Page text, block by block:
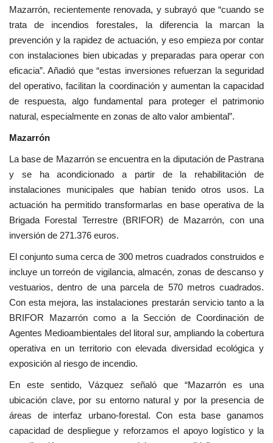
Mazarrón, recientemente renovada, y subrayó que “cuando se
trata de incendios forestales, la diferencia la marcan la
prevención y la rapidez de actuación, y eso empieza por contar
con instalaciones bien ubicadas y preparadas para operar con
eficacia”. Añadió que “estas inversiones refuerzan la seguridad
del operativo, facilitan la coordinación y aumentan la capacidad
de respuesta, algo fundamental para proteger el patrimonio
natural, especialmente en zonas de alto valor ambiental”.
Mazarrón
La base de Mazarrón se encuentra en la diputación de Pastrana
y se ha acondicionado a partir de la rehabilitación de
instalaciones municipales que habían tenido otros usos. La
actuación ha permitido transformarlas en base operativa de la
Brigada Forestal Terrestre (BRIFOR) de Mazarrón, con una
inversión de 271.376 euros.
El conjunto suma cerca de 300 metros cuadrados construidos e
incluye un torreón de vigilancia, almacén, zonas de descanso y
vestuarios, dentro de una parcela de 570 metros cuadrados.
Con esta mejora, las instalaciones prestarán servicio tanto a la
BRIFOR Mazarrón como a la Sección de Coordinación de
Agentes Medioambientales del litoral sur, ampliando la cobertura
operativa en un territorio con elevada diversidad ecológica y
exposición al riesgo de incendio.
En este sentido, Vázquez señaló que “Mazarrón es una
ubicación clave, por su entorno natural y por la presencia de
áreas de interfaz urbano-forestal. Con esta base ganamos
capacidad de despliegue y reforzamos el apoyo logístico y la